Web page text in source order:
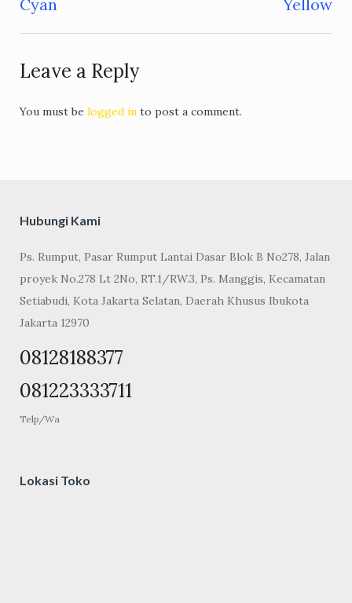
navigation
Cyan
Yellow
Leave a Reply
You must be logged in to post a comment.
Hubungi Kami
Ps. Rumput, Pasar Rumput Lantai Dasar Blok B No278, Jalan
proyek No.278 Lt 2No, RT.1/RW.3, Ps. Manggis, Kecamatan
Setiabudi, Kota Jakarta Selatan, Daerah Khusus Ibukota
Jakarta 12970
08128188377
081223333711
Telp/Wa
Lokasi Toko